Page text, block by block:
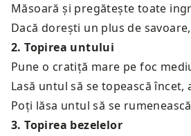
Măsoară și pregătește toate
Dacă dorești un plus de
2.Topirea untului
Pune o cratiță mare pe foc
Lasă untul să se topească
Poți lăsa untul să se
3.Topirea bezelelor